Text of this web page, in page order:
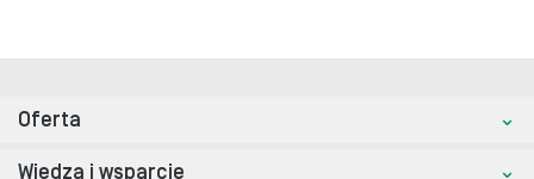
Oferta
Wiedza i wsparcie